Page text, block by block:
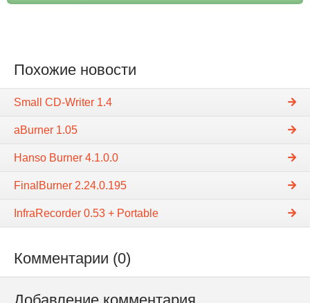
Похожие новости
Small CD-Writer 1.4
aBurner 1.05
Hanso Burner 4.1.0.0
FinalBurner 2.24.0.195
InfraRecorder 0.53 + Portable
Комментарии (0)